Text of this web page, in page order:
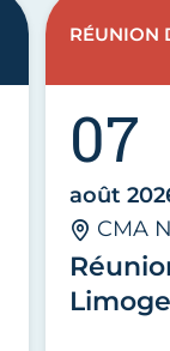
07
août
CMA
RÉUNION